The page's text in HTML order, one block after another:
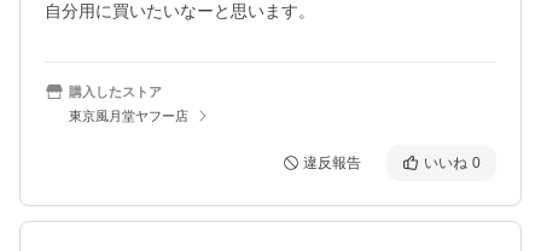
自分用に買いたいなーと思います。
購入したストア
東京風月堂ヤフー店
違反報告 いいね 0